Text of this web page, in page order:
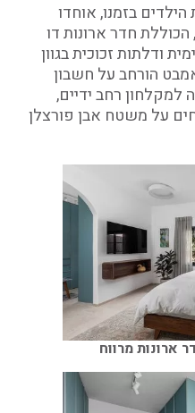
בזמנו, אוחדו
הכוללת חדר ארונות דו
ודלתות זכוכית בגוון
הורחב על חשבון
למקלחון רחב ידיים,
על משטח אבן פורצלן
ארונות מרווח